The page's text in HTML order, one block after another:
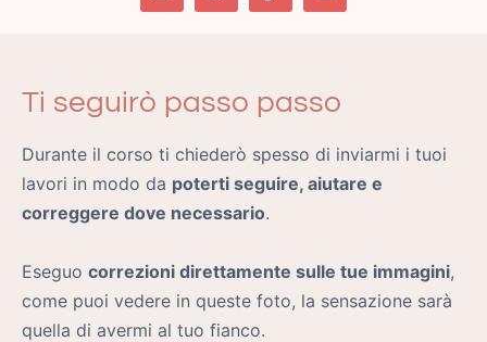
Ti seguirò passo passo
Durante il corso ti chiederò spesso di inviarmi i tuoi
lavori in modo da poterti seguire, aiutare e
correggere dove necessario.
Eseguo correzioni direttamente sulle tue immagini,
come puoi vedere in queste foto, la sensazione sarà
quella di avermi al tuo fianco.